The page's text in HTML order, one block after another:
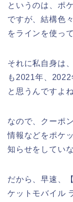
というのは、ポ
ですが、結構色
をラインを使っ
それに私自身は
も2021年、
と思うんですよ
なので、クーポ
情報などをポケ
知らせをしてい
だから、早速、
ケットモバイル